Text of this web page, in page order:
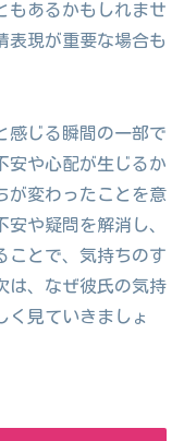
もあるかもしれませ
表現が重要な場合も
感じる瞬間の一部で
安や心配が生じるか
が変わったことを意
や疑問を解消し、
ことで、気持ちのす
は、なぜ彼氏の気持
く見ていきましょ